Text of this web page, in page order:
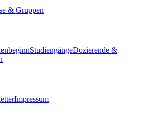
& Gruppen
StudiengängeDozierende &
Impressum